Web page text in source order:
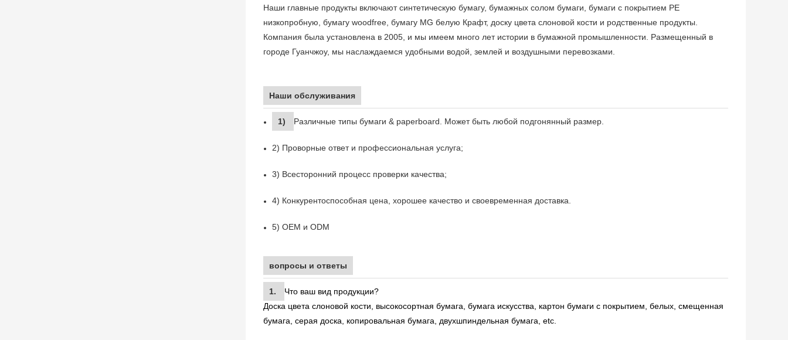
Наши главные продукты включают синтетическую бумагу, бумажных солом бумаги, бумаги с покрытием PE
низкопробную, бумагу woodfree, бумагу MG белую Крафт, доску цвета слоновой кости и родственные продукты.
Компания была установлена в 2005, и мы имеем много лет истории в бумажной промышленности. Размещенный в
городе Гуанчжоу, мы наслаждаемся удобными водой, землей и воздушными перевозками.
Наши обслуживания
1) Различные типы бумаги & paperboard. Может быть любой подгонянный размер.
2) Проворные ответ и профессиональная услуга;
3) Всесторонний процесс проверки качества;
4) Конкурентоспособная цена, хорошее качество и своевременная доставка.
5) OEM и ODM
вопросы и ответы
1.
Что ваш вид продукции?
Доска цвета слоновой кости, высокосортная бумага, бумага искусства, картон бумаги с покрытием, белых, смещенная
бумага, серая доска, копировальная бумага, двухшпиндельная бумага, etc.